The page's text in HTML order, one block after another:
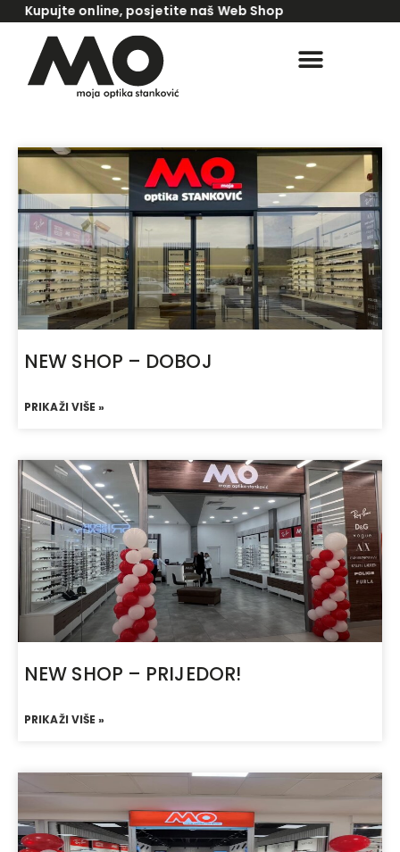
online, posjetite naš Web Shop
www.kupinaocare.com
NEW SHOP – DOBOJ
PRIKAŽI VIŠE »
NEW SHOP – PRIJEDOR!
PRIKAŽI VIŠE »